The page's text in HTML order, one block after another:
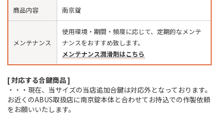
商品内容 南京錠
メンテナンス
使用環境・期間・頻度に応じて、定期的なメンテ
ナンスをおすすめ致します。
メンテナンス潤滑剤はこちら
[ 対応する合鍵商品 ]
・・・現在、当サイズの当店追加合鍵は対応外となっております。
お近くのABUS取扱店に南京錠本体と合わせてお持込での作製依頼
をお願いいたします。